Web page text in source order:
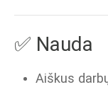
✅ Nauda
Aiškus